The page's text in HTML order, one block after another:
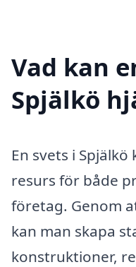
Vad kan
Spjälkö
En svets i
resurs för både
företag. Genom
kan man skapa
konstruktioner,